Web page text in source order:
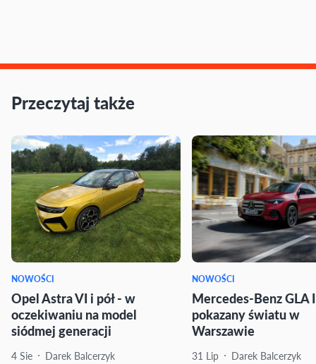
Przeczytaj także
NOWOŚCI
Opel Astra VI i pół - w
oczekiwaniu na model
siódmej generacji
4 Sie Darek Balcerzyk
NOWOŚCI
Mercedes-Benz GLA
pokazany światu w
Warszawie
31 Lip Darek Balcerzyk